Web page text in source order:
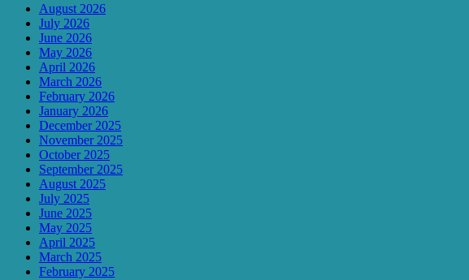
August 2026
July 2026
June 2026
May 2026
April 2026
March 2026
February 2026
January 2026
December 2025
November 2025
October 2025
September 2025
August 2025
July 2025
June 2025
May 2025
April 2025
March 2025
February 2025